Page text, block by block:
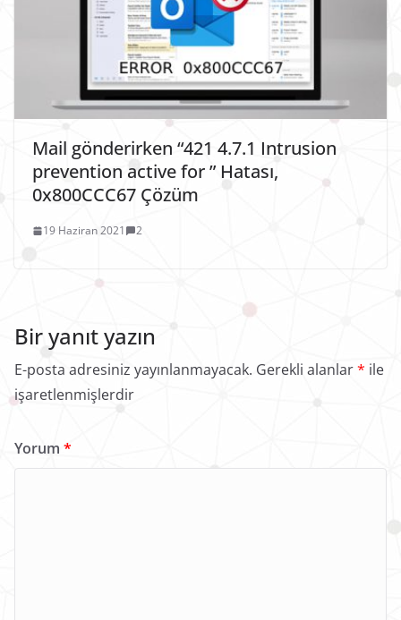
Mail gönderirken “421 4.7.1 Intrusion
prevention active for ” Hatası,
0x800CCC67 Çözüm
19 Haziran 2021 2
Bir yanıt yazın
E-posta adresiniz yayınlanmayacak. Gerekli alanlar* ile
işaretlenmişlerdir
Yorum *